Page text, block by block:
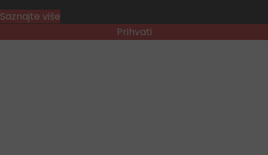
Saznajte više
Prihvati